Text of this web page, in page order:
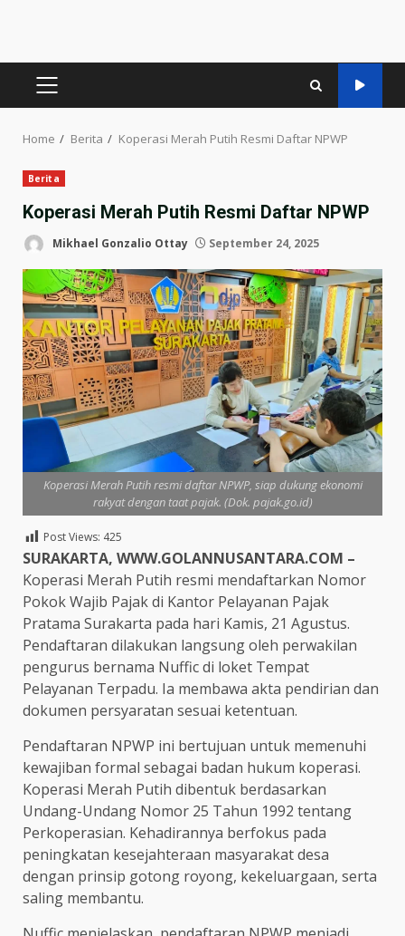
PRIMARY
Home Berita Koperasi Merah Putih Resmi Daftar NPWP
Berita
Koperasi Merah Putih Resmi Daftar NPWP
Mikhael Gonzalio Ottay September 24, 2025
Koperasi Merah Putih resmi daftar NPWP, siap dukung ekonomi
rakyat dengan taat pajak. (Dok. pajak.go.id)
Post Views: 425
SURAKARTA, WWW.GOLANNUSANTARA.COM –
Koperasi Merah Putih resmi mendaftarkan Nomor
Pokok Wajib Pajak di Kantor Pelayanan Pajak
Pratama Surakarta pada hari Kamis, 21 Agustus.
Pendaftaran dilakukan langsung oleh perwakilan
pengurus bernama Nuffic di loket Tempat
Pelayanan Terpadu. Ia membawa akta pendirian dan
dokumen persyaratan sesuai ketentuan.
Pendaftaran NPWP ini bertujuan untuk memenuhi
kewajiban formal sebagai badan hukum koperasi.
Koperasi Merah Putih dibentuk berdasarkan
Undang-Undang Nomor 25 Tahun 1992 tentang
Perkoperasian. Kehadirannya berfokus pada
peningkatan kesejahteraan masyarakat desa
dengan prinsip gotong royong, kekeluargaan, serta
saling membantu.